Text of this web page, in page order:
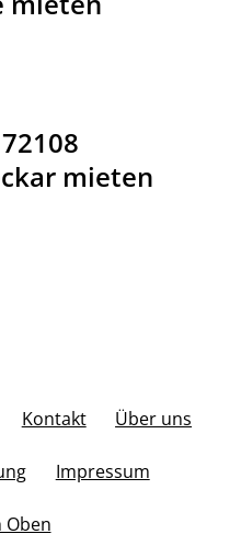
mieten
Kontakt Über uns
Impressum
Oben